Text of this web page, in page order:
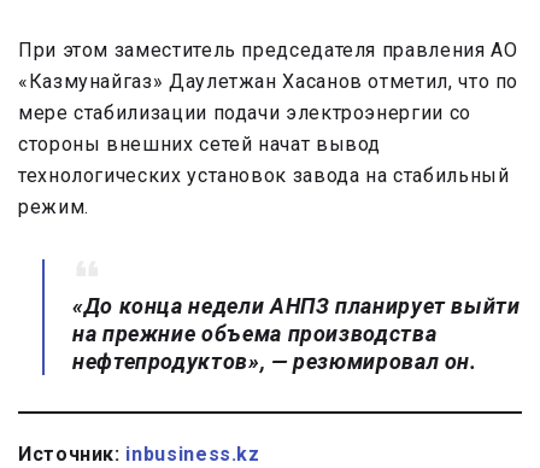
При этом заместитель председателя правления АО
«Казмунайгаз» Даулетжан Хасанов отметил, что по
мере стабилизации подачи электроэнергии со
стороны внешних сетей начат вывод
технологических установок завода на стабильный
режим.
«До конца недели АНПЗ планирует выйти
на прежние объема производства
нефтепродуктов», — резюмировал он.
Источник: inbusiness.kz